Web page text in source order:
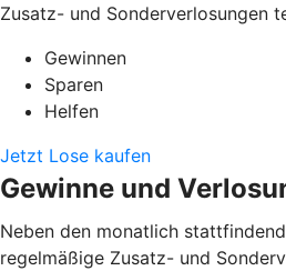
Zusatz- und Sonderverlosungen
Gewinnen
Sparen
Helfen
Jetzt Lose kaufen
Gewinne und
Neben den monatlich
regelmäßige Zusatz- und